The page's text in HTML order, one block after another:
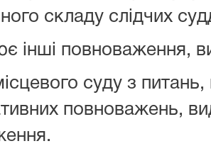
складу слідчих
інші повноваження,
суду з
повноважень,